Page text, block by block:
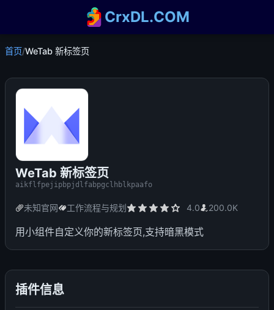
CrxDL.COM
首页/WeTab 新标签页
WeTab 新标签页
aikflfpejipbpjdlfabpgclhblkpaafo
未知官网 工作流程与规划 4.0 200.0K
用小组件自定义你的新标签页,支持暗黑模式
插件信息